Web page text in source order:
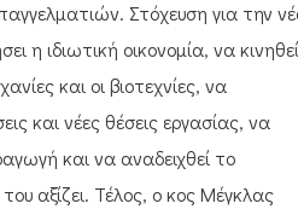
Στόχευση για την
η ιδιωτική οικονομία, να
και οι βιοτεχνίες, να
και νέες θέσεις εργασίας, να
και να αναδειχθεί το
αξίζει. Τέλος, ο κος Μέγκλας